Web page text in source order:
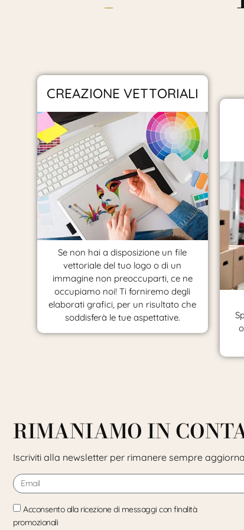
CREAZIONE VETTORIALI
Se non hai a disposizione un file
vettoriale del tuo logo o di un
immagine non preoccuparti, ce ne
occupiamo noi! Ti forniremo degli
elaborati grafici, per un risultato che
soddisferà le tue aspettative.
RIMANIAMO IN
Iscriviti alla newsletter per rimanere sempre
Acconsento alla ricezione di messaggi con finalità
promozionali